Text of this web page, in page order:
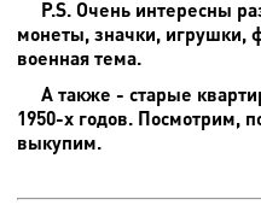
P.S. Очень интересны
монеты, значки, игрушки,
военная тема.
А также - старые
1950-х годов. Посмотрим,
выкупим.